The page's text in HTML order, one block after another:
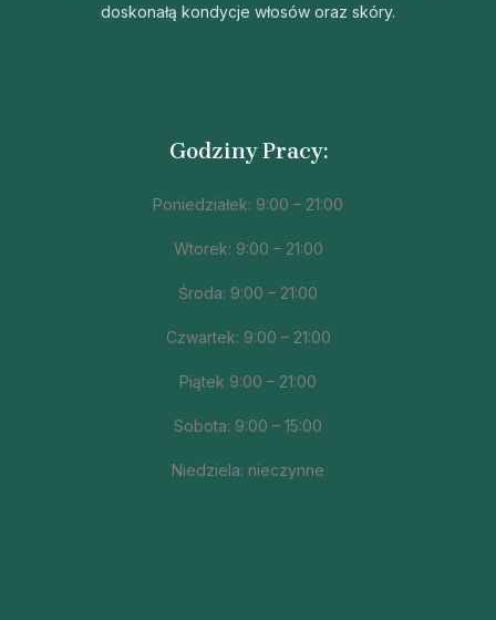
doskonałą kondycje włosów oraz skóry.
Godziny Pracy:
Poniedziałek: 9:00 – 21:00
Wtorek: 9:00 – 21:00
Środa: 9:00 – 21:00
Czwartek: 9:00 – 21:00
Piątek 9:00 – 21:00
Sobota: 9:00 – 15:00
Niedziela: nieczynne